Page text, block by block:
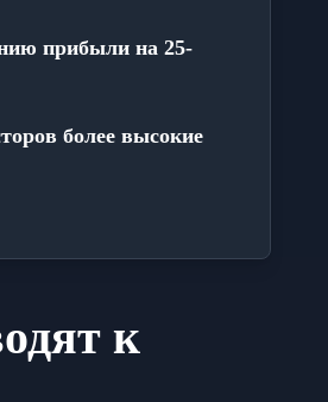
прибыли на 25-
более высокие
к